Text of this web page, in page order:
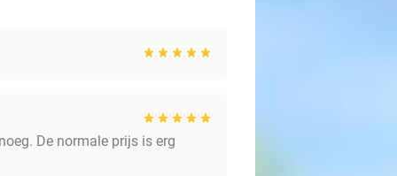
De normale prijs is erg